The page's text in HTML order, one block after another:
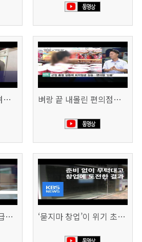
재기 발판 잃지 않으려면…'폐업'에도 준비가 필요하다 (SBS 8시 뉴스) 벼랑 끝 내몰린 편의점…“희망폐업 요구” vs “위약금 정당” (SBS CNBC)
잇단 폐업에 빈 점포 급증…위기 빠진 상권, 대책 없나 (SBS CNBC) ‘묻지마 창업’이 위기 초래…폐업도 준비 필요 (KBS뉴스)